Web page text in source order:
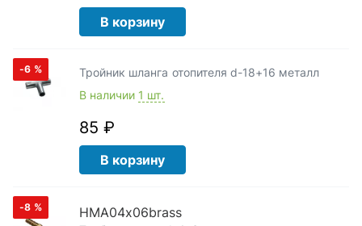
В корзину
-6 %
Тройник шланга отопителя d-18+16 металл
В наличии 1 шт.
85 ₽
В корзину
-8 % HMA04x06brass